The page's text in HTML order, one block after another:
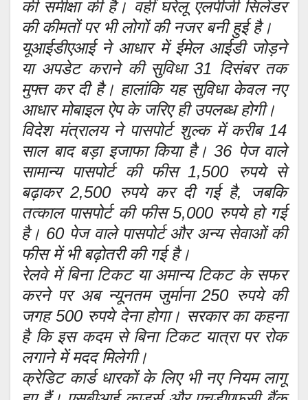
की समीक्षा की है। वहीं घरेलू एलपीजी सिलेंडर
की कीमतों पर भी लोगों की नजर बनी हुई है।
यूआईडीएआई ने आधार में ईमेल आईडी जोड़ने
या अपडेट कराने की सुविधा 31 दिसंबर तक
मुफ्त कर दी है। हालांकि यह सुविधा केवल नए
आधार मोबाइल ऐप के जरिए ही उपलब्ध होगी।
विदेश मंत्रालय ने पासपोर्ट शुल्क में करीब 14
साल बाद बड़ा इजाफा किया है। 36 पेज वाले
सामान्य पासपोर्ट की फीस 1,500 रुपये से
बढ़ाकर 2,500 रुपये कर दी गई है, जबकि
तत्काल पासपोर्ट की फीस 5,000 रुपये हो गई
है। 60 पेज वाले पासपोर्ट और अन्य सेवाओं की
फीस में भी बढ़ोतरी की गई है।
रेलवे में बिना टिकट या अमान्य टिकट के सफर
करने पर अब न्यूनतम जुर्माना 250 रुपये की
जगह 500 रुपये देना होगा। सरकार का कहना
है कि इस कदम से बिना टिकट यात्रा पर रोक
लगाने में मदद मिलेगी।
क्रेडिट कार्ड धारकों के लिए भी नए नियम लागू